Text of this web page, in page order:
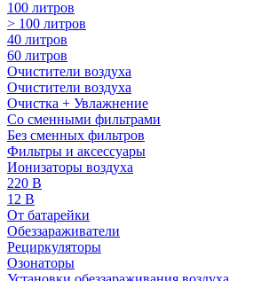
100 литров
> 100 литров
40 литров
60 литров
Очистители воздуха
Очистители воздуха
Очистка + Увлажнение
Cо сменными фильтрами
Без сменных фильтров
Фильтры и аксессуары
Ионизаторы воздуха
220 В
12 В
От батарейки
Обеззараживатели
Рециркуляторы
Озонаторы